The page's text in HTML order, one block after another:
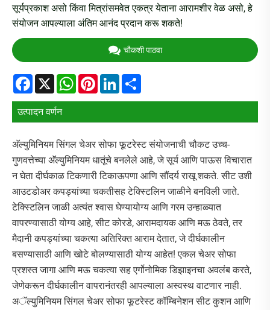
सूर्यप्रकाश असो किंवा मित्रांसमवेत एकत्र येताना आरामशीर वेळ असो, हे
संयोजन आपल्याला अंतिम आनंद प्रदान करू शकते!
चौकशी पाठवा
Facebook
X WhatsApp
PinterestLinkedIn
उत्पादन वर्णन
अ‍ॅल्युमिनियम सिंगल चेअर सोफा फूटरेस्ट संयोजनाची चौकट उच्च-
गुणवत्तेच्या अ‍ॅल्युमिनियम धातूंचे बनलेले आहे, जे सूर्य आणि पाऊस विचारात
न घेता दीर्घकाळ टिकणारी टिकाऊपणा आणि सौंदर्य राखू शकते. सीट उशी
आउटडोअर कपड्यांच्या चकतीसह टेक्स्टिलिन जाळीने बनविली जाते.
टेक्स्टिलिन जाळी अत्यंत श्वास घेण्यायोग्य आणि गरम उन्हाळ्यात
वापरण्यासाठी योग्य आहे, सीट कोरडे, आरामदायक आणि मऊ ठेवते, तर
मैदानी कपड्यांच्या चकत्या अतिरिक्त आराम देतात, जे दीर्घकालीन
बसण्यासाठी आणि खोटे बोलण्यासाठी योग्य आहेत! एकल चेअर सोफा
प्रशस्त जागा आणि मऊ चकत्या सह एर्गोनोमिक डिझाइनचा अवलंब करते,
जेणेकरून दीर्घकालीन वापरानंतरही आपल्याला अस्वस्थ वाटणार नाही.
अॅल्युमिनियम सिंगल चेअर सोफा फूटरेस्ट कॉम्बिनेशन सीट कुशन आणि